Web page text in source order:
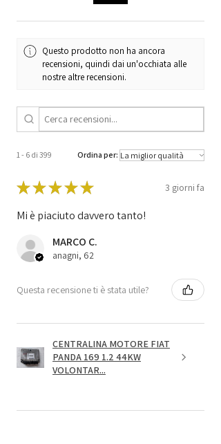
A 266 153 11 91 /
HW A 003 446 60 40
/
Questo prodotto non ha ancora
recensioni, quindi dai un'occhiata alle
nostre altre recensioni.
1 - 6 di 399 Ordina per:
★★★★★ 3 giorni fa
Mi è piaciuto davvero tanto!
MARCO C.
anagni, 62
Questa recensione ti è stata utile?
CENTRALINA MOTORE FIAT
PANDA 169 1.2 44KW
VOLONTAR...